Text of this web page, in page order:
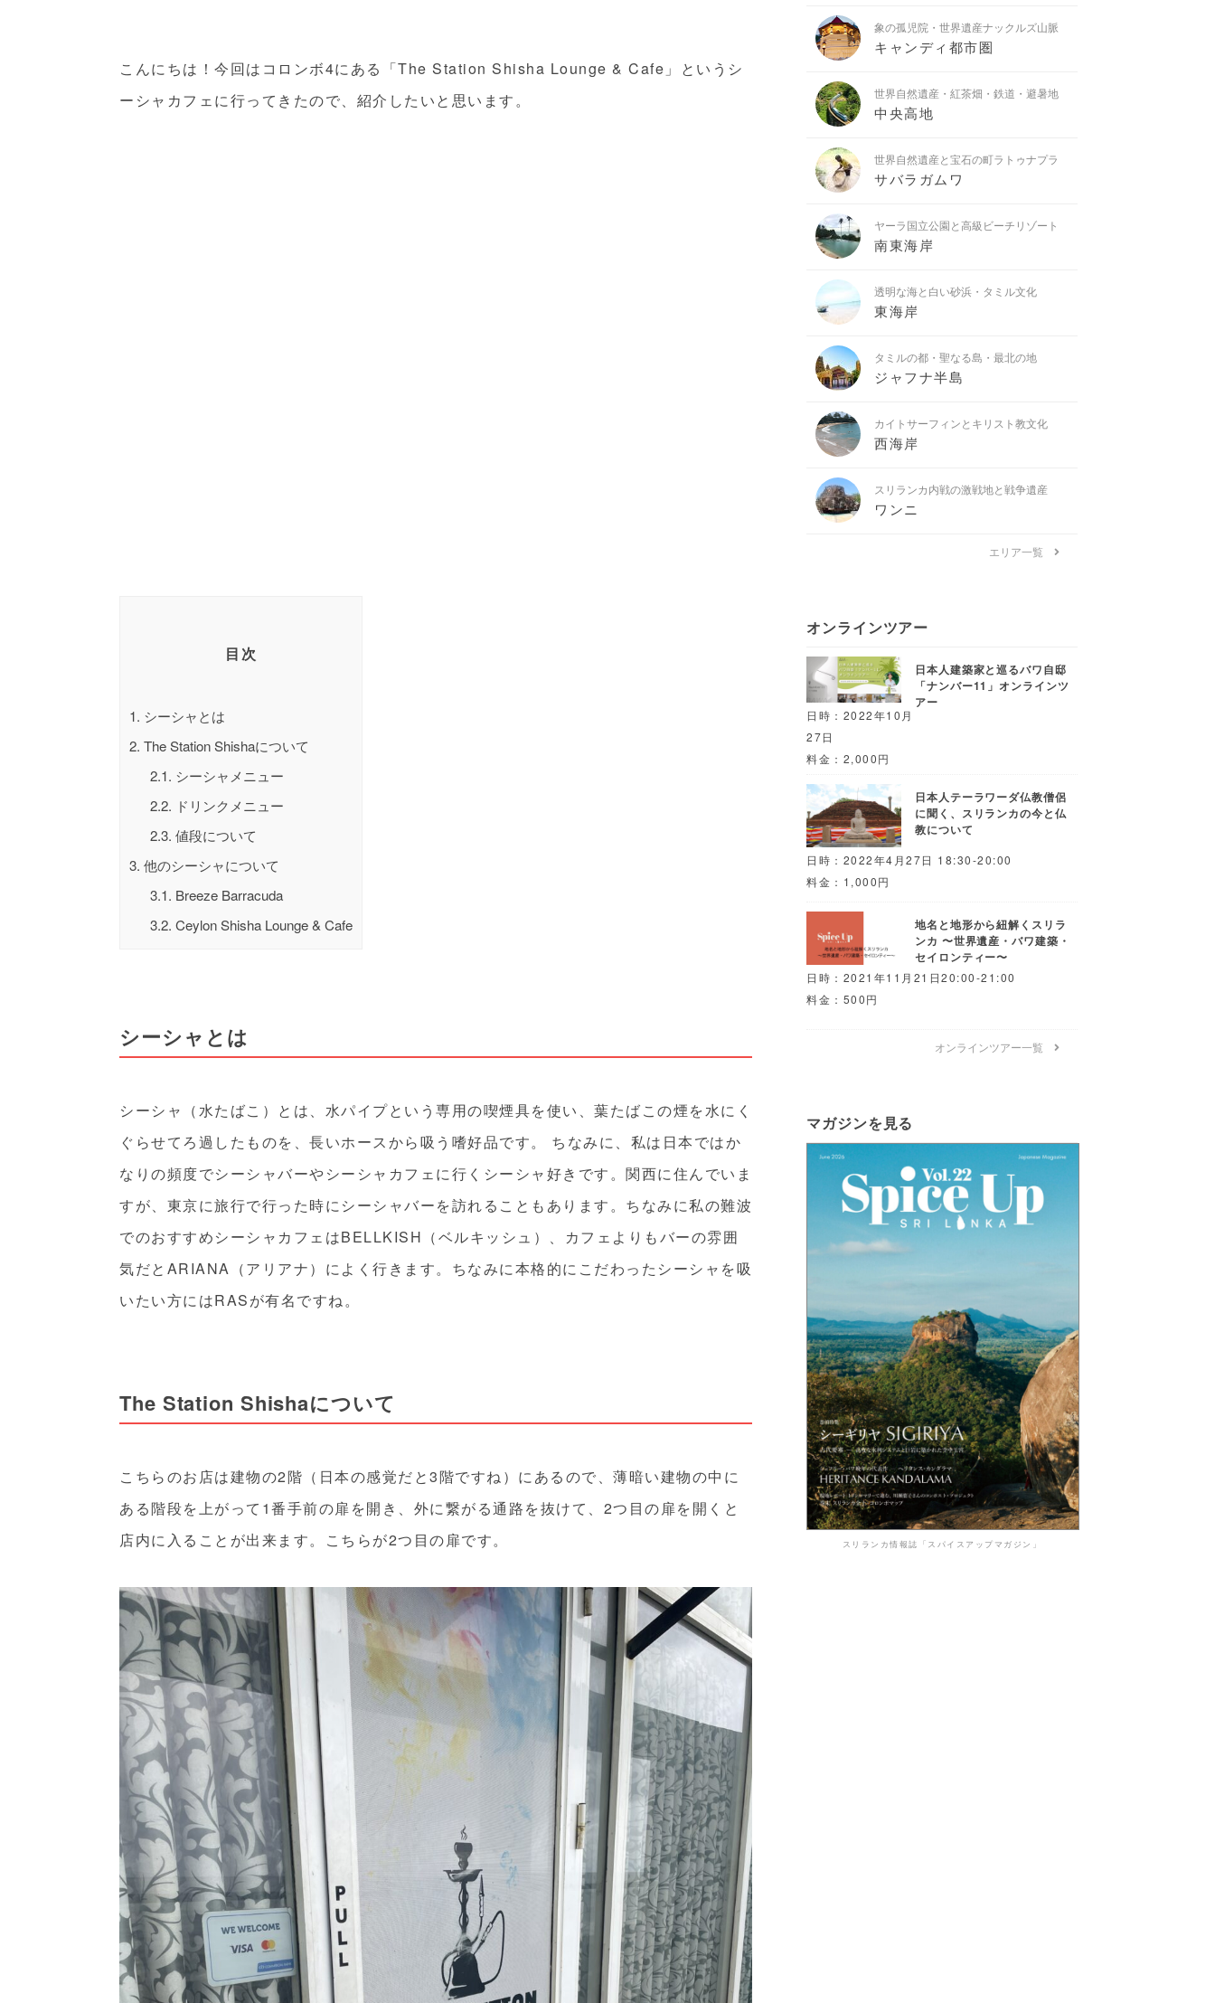
こんにちは！今回はコロンボ4にある「The Station Shisha Lounge & Cafe」というシ
ーシャカフェに行ってきたので、紹介したいと思います。
目次
1. シーシャとは
2. The Station Shishaについて
2.1. シーシャメニュー
2.2. ドリンクメニュー
2.3. 値段について
3. 他のシーシャについて
3.1. Breeze Barracuda
3.2. Ceylon Shisha Lounge & Cafe
シーシャとは
シーシャ（水たばこ）とは、水パイプという専用の喫煙具を使い、葉たばこの煙を水にく
ぐらせてろ過したものを、長いホースから吸う嗜好品です。 ちなみに、私は日本ではか
なりの頻度でシーシャバーやシーシャカフェに行くシーシャ好きです。関西に住んでいま
すが、東京に旅行で行った時にシーシャバーを訪れることもあります。ちなみに私の難波
でのおすすめシーシャカフェはBELLKISH（ベルキッシュ）、カフェよりもバーの雰囲
気だとARIANA（アリアナ）によく行きます。ちなみに本格的にこだわったシーシャを吸
いたい方にはRASが有名ですね。
The Station Shishaについて
こちらのお店は建物の2階（日本の感覚だと3階ですね）にあるので、薄暗い建物の中に
ある階段を上がって1番手前の扉を開き、外に繋がる通路を抜けて、2つ目の扉を開くと
店内に入ることが出来ます。こちらが2つ目の扉です。
象の孤児院・世界遺産ナックルズ山脈
キャンディ都市圏
世界自然遺産・紅茶畑・鉄道・避暑地
中央高地
世界自然遺産と宝石の町ラトゥナプラ
サバラガムワ
ヤーラ国立公園と高級ビーチリゾート
南東海岸
透明な海と白い砂浜・タミル文化
東海岸
タミルの都・聖なる島・最北の地
ジャフナ半島
カイトサーフィンとキリスト教文化
西海岸
スリランカ内戦の激戦地と戦争遺産
ワンニ
エリア一覧
オンラインツアー
日本人建築家と巡るバワ自邸
「ナンバー11」オンラインツ
アー
日時：2022年10月
27日
料金：2,000円
日本人テーラワーダ仏教僧侶
に聞く、スリランカの今と仏
教について
日時：2022年4月27日 18:30-20:00
料金：1,000円
地名と地形から紐解くスリラ
ンカ 〜世界遺産・バワ建築・
セイロンティー〜
日時：2021年11月21日20:00-21:00
料金：500円
オンラインツアー一覧
マガジンを見る
スリランカ情報誌「スパイスアップマガジン」